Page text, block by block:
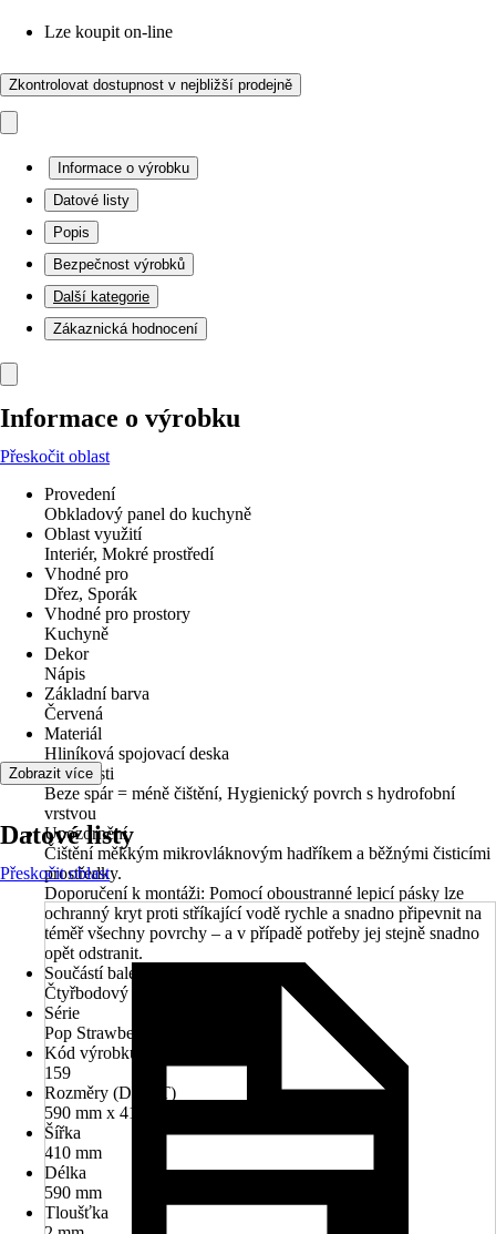
Lze koupit on-line
Zkontrolovat dostupnost v nejbližší prodejně
Informace o výrobku
Datové listy
Popis
Bezpečnost výrobků
Další kategorie
Zákaznická hodnocení
Informace o výrobku
Přeskočit oblast
Provedení
Obkladový panel do kuchyně
Oblast využití
Interiér, Mokré prostředí
Vhodné pro
Dřez, Sporák
Vhodné pro prostory
Kuchyně
Dekor
Nápis
Základní barva
Červená
Materiál
Hliníková spojovací deska
Vlastnosti
Beze spár = méně čištění, Hygienický povrch s hydrofobní
vrstvou
Upozornění
Čištění měkkým mikrovláknovým hadříkem a běžnými čisticími
prostředky.
Doporučení k montáži: Pomocí oboustranné lepicí pásky lze
ochranný kryt proti stříkající vodě rychle a snadno připevnit na
téměř všechny povrchy – a v případě potřeby jej stejně snadno
opět odstranit.
Součástí balení
Čtyřbodový suchý zip
Série
Pop Strawberry Kiss
Kód výrobku
159
Rozměry (DxŠxT)
590 mm x 410 mm x 2 mm
Šířka
410 mm
Délka
590 mm
Tloušťka
Zobrazit více
Datové listy
Přeskočit oblast